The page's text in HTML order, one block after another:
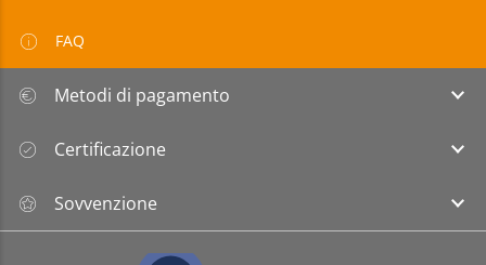
FAQ
Metodi di pagamento
Certificazione
Sovvenzione